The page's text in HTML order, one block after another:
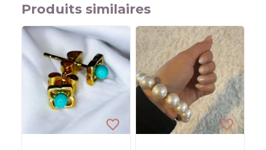
Produits similaires